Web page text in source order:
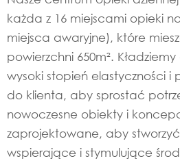
każda z 16 miejscami opieki
miejsca awaryjne), które
powierzchni 650m².
wysoki stopień elastyczności i
do klienta, aby sprostać
nowoczesne obiekty i
zaprojektowane, aby
wspierające i stymulujące